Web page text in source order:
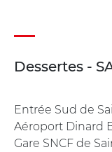
Dessertes -
Entrée Sud de
Aéroport Dinard
Gare SNCF de